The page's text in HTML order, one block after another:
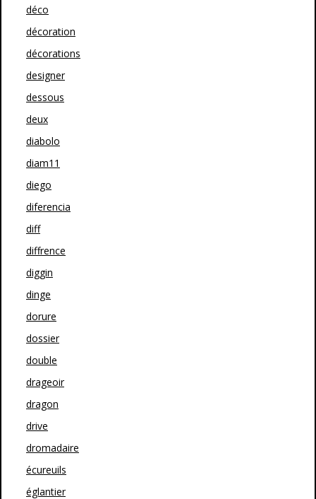
déco
décoration
décorations
designer
dessous
deux
diabolo
diam11
diego
diferencia
diff
diffrence
diggin
dinge
dorure
dossier
double
drageoir
dragon
drive
dromadaire
écureuils
églantier